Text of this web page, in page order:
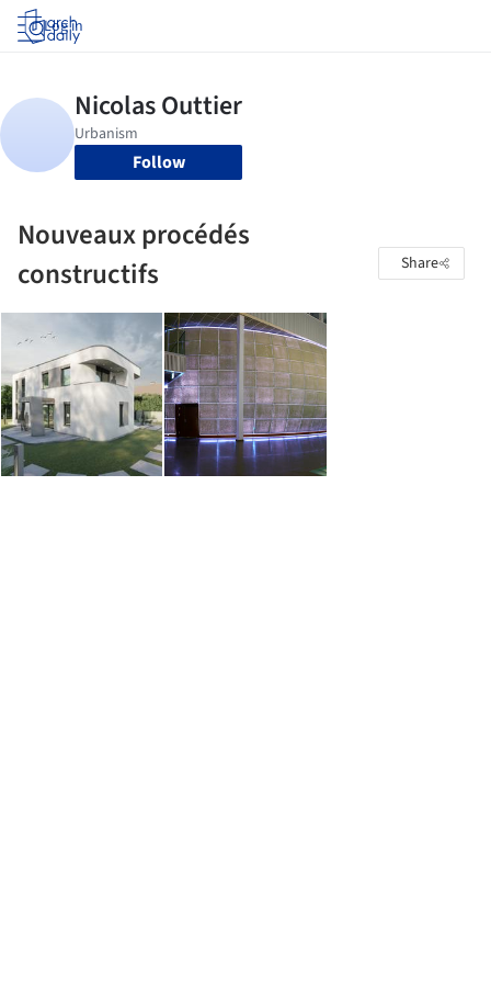
Log in
Follow
Nouveaux procédés
constructifs
Share